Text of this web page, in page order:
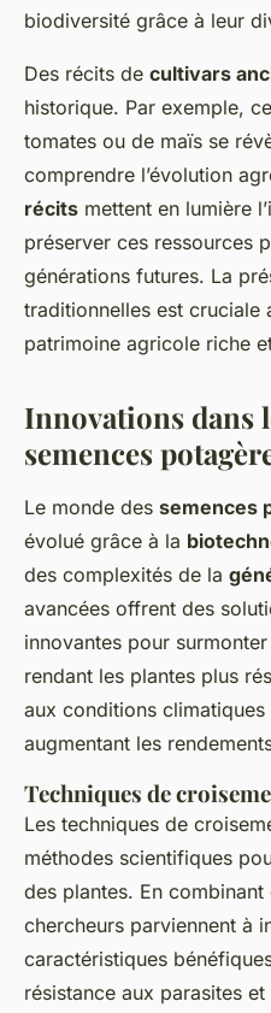
biodiversité grâce à leur
Des récits de cultivars
historique. Par exemple,
tomates ou de maïs se
comprendre l’évolution
récits mettent en lumière
préserver ces ressources
générations futures. La
traditionnelles est cruciale
patrimoine agricole riche
Innovations dans
semences
Le monde des semences
évolué grâce à la
des complexités de la
avancées offrent des
innovantes pour
rendant les plantes plus
aux conditions
augmentant les
Techniques de
Les techniques de
méthodes scientifiques
des plantes. En
chercheurs parviennent à
caractéristiques
résistance aux parasites